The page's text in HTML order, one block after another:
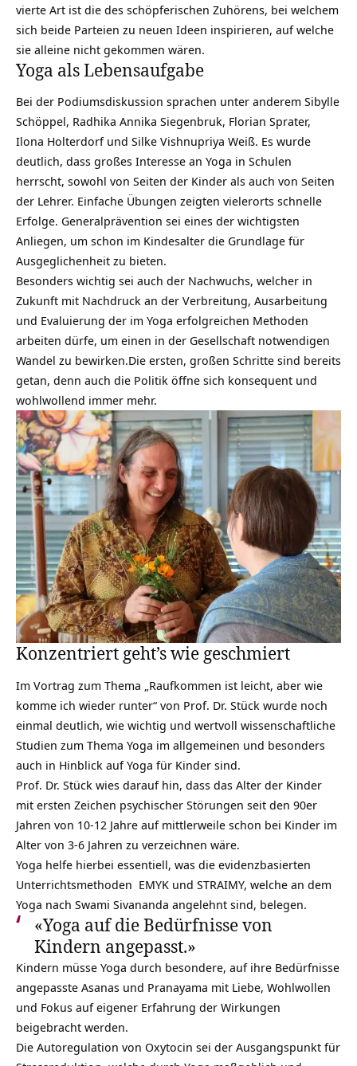
vierte Art ist die des schöpferischen Zuhörens, bei welchem
sich beide Parteien zu neuen Ideen inspirieren, auf welche
sie alleine nicht gekommen wären.
Yoga als Lebensaufgabe
Bei der Podiumsdiskussion sprachen unter anderem Sibylle
Schöppel, Radhika Annika Siegenbruk, Florian Sprater,
Ilona Holterdorf und Silke Vishnupriya Weiß. Es wurde
deutlich, dass großes Interesse an Yoga in Schulen
herrscht, sowohl von Seiten der Kinder als auch von Seiten
der Lehrer. Einfache Übungen zeigten vielerorts schnelle
Erfolge. Generalprävention sei eines der wichtigsten
Anliegen, um schon im Kindesalter die Grundlage für
Ausgeglichenheit zu bieten.
Besonders wichtig sei auch der Nachwuchs, welcher in
Zukunft mit Nachdruck an der Verbreitung, Ausarbeitung
und Evaluierung der im Yoga erfolgreichen Methoden
arbeiten dürfe, um einen in der Gesellschaft notwendigen
Wandel zu bewirken.Die ersten, großen Schritte sind bereits
getan, denn auch die Politik öffne sich konsequent und
wohlwollend immer mehr.
Konzentriert geht’s wie geschmiert
Im Vortrag zum Thema „Raufkommen ist leicht, aber wie
komme ich wieder runter“ von Prof. Dr. Stück wurde noch
einmal deutlich, wie wichtig und wertvoll wissenschaftliche
Studien zum Thema Yoga im allgemeinen und besonders
auch in Hinblick auf Yoga für Kinder sind.
Prof. Dr. Stück wies darauf hin, dass das Alter der Kinder
mit ersten Zeichen psychischer Störungen seit den 90er
Jahren von 10-12 Jahre auf mittlerweile schon bei Kinder im
Alter von 3-6 Jahren zu verzeichnen wäre.
Yoga helfe hierbei essentiell, was die evidenzbasierten
Unterrichtsmethoden EMYK und STRAIMY, welche an dem
Yoga nach Swami Sivananda angelehnt sind, belegen.
«Yoga auf die Bedürfnisse von
Kindern angepasst.»
Kindern müsse Yoga durch besondere, auf ihre Bedürfnisse
angepasste Asanas und Pranayama mit Liebe, Wohlwollen
und Fokus auf eigener Erfahrung der Wirkungen
beigebracht werden.
Die Autoregulation von Oxytocin sei der Ausgangspunkt für